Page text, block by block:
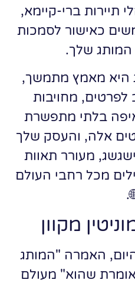
תיירות ברי-קיימא,
כאישור לסמכות
המותג שלך.
היא מאמץ מתמשך,
מחויבות
בלתי מתפשרת
אלה, והעסק שלך
מעורר תאוות
מכל רחבי העולם
מקוון
האמרה "המותג
שהוא" מעולם